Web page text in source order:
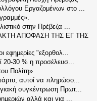
Εργαζομένων στο ...
στην Πρέβεζα ...
ΑΠΟΦΑΣΗ ΤΗΣ ΕΓ ΤΗΣ
εφημερίες "εξορθολ...
20-30 % η προσέλευσ...
Πολίτη»
αυτοί να πληρώσο...
συγκέντρωση Πρωτ...
αλλά και για ...